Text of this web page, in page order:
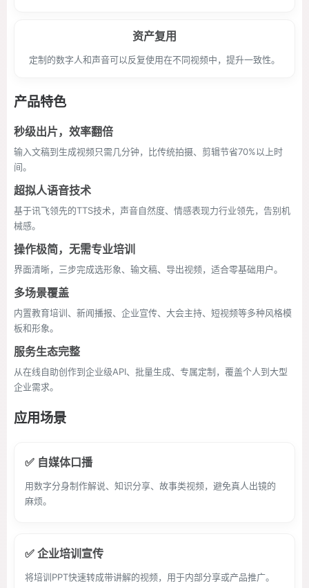
资产复用
定制的数字人和声音可以反复使用在不同视频中，提升一致性。
产品特色
秒级出片，效率翻倍
输入文稿到生成视频只需几分钟，比传统拍摄、剪辑节省70%以上时
间。
超拟人语音技术
基于讯飞领先的TTS技术，声音自然度、情感表现力行业领先，告别机
械感。
操作极简，无需专业培训
界面清晰，三步完成选形象、输文稿、导出视频，适合零基础用户。
多场景覆盖
内置教育培训、新闻播报、企业宣传、大会主持、短视频等多种风格模
板和形象。
服务生态完整
从在线自助创作到企业级API、批量生成、专属定制，覆盖个人到大型
企业需求。
应用场景
✅ 自媒体口播
用数字分身制作解说、知识分享、故事类视频，避免真人出镜的
麻烦。
✅ 企业培训宣传
将培训PPT快速转成带讲解的视频，用于内部分享或产品推广。